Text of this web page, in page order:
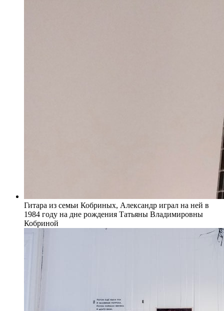
Гитара из семьи Кобриных, Александр играл на ней в
1984 году на дне рождения Татьяны Владимировны
Кобриной